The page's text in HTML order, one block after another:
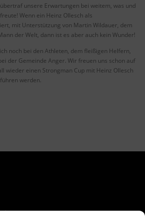
unsere Erwartungen bei weitem, was und
Wenn ein Heinz Ollesch als
mit Unterstützung von Martin Wildauer, dem
der Welt, dann ist es aber auch kein Wunder!
noch bei den Athleten, dem fleißigen Helfern,
der Gemeinde Anger. Wir freuen uns schon auf
wieder einen Strongman Cup mit Heinz Ollesch
werden.
→